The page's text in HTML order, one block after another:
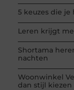
5 keuzes die
Leren krijgt
Shortama
nachten
Woonwinkel
dan stijl kiezen